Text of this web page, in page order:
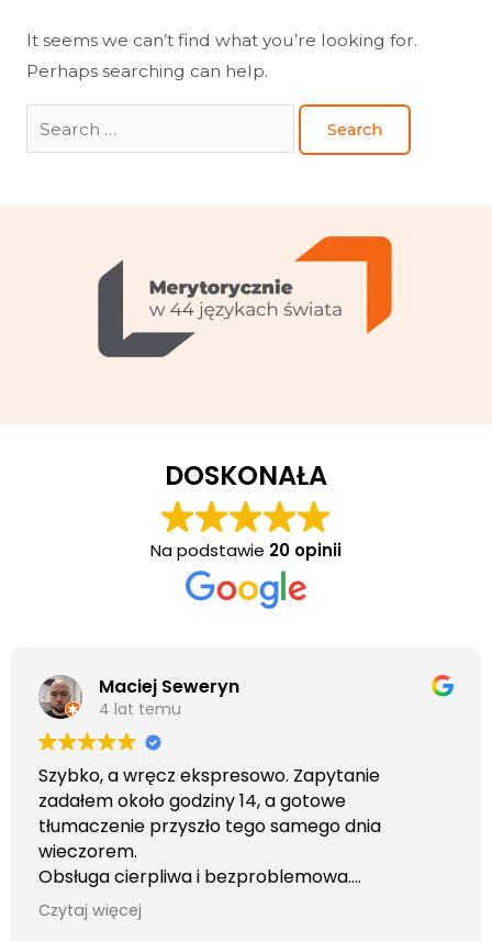
It seems we can’t find what you’re looking for.
Perhaps searching can help.
DOSKONAŁA
Na podstawie 20 opinii
Maciej Seweryn
4 lat temu
Szybko, a wręcz ekspresowo. Zapytanie
zadałem około godziny 14, a gotowe
tłumaczenie przyszło tego samego dnia
wieczorem.
Obsługa cierpliwa i bezproblemowa.
Otrzymałem wszelkie informacje i porady jaka
usługa będzie dla mnie najlepsza. Faktura także
Czytaj więcej